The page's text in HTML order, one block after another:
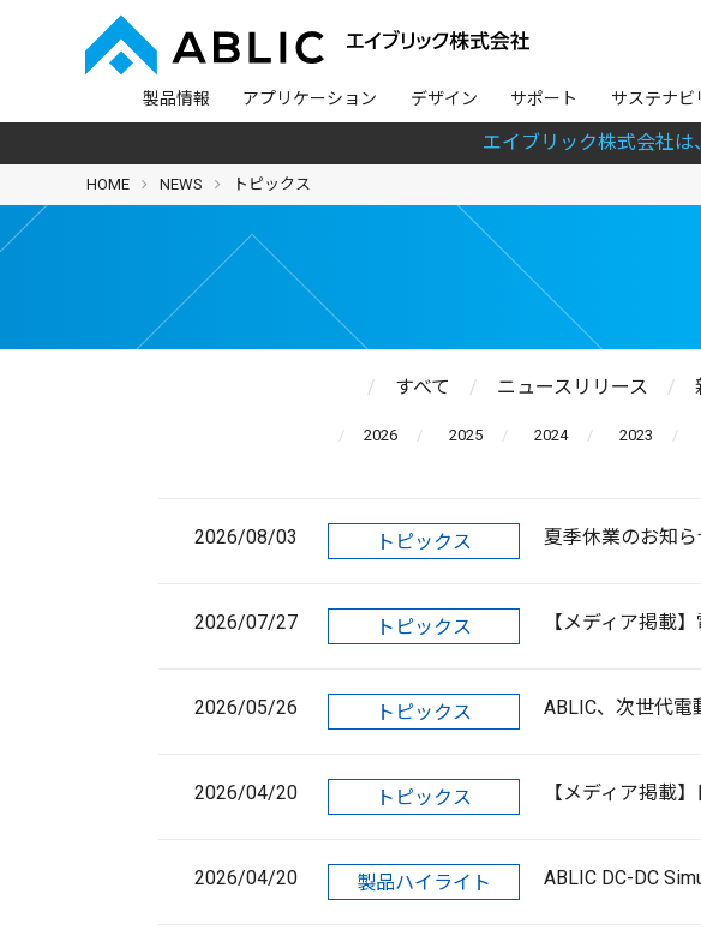
製品情報 アプリケーション デザイン サポート サステナビ
エイブリック株式会社は
HOME NEWS トピックス
すべて ニュースリリース
2026 2025 2024 2023
2026/08/03 トピックス 夏季休業のお知ら
2026/07/27 トピックス 【メディア掲載
2026/05/26 トピックス ABLIC、次世代電
2026/04/20 トピックス 【メディア掲載
2026/04/20 製品ハイライト ABLIC DC-DC